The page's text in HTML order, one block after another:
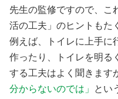
先生の監修ですので、こ
活の工夫」のヒントもた
例えば、トイレに上手に
作ったり、トイレを明る
する工夫はよく聞きます
分からないのでは」
とい